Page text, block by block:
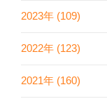
2023年 (109)
2022年 (123)
2021年 (160)